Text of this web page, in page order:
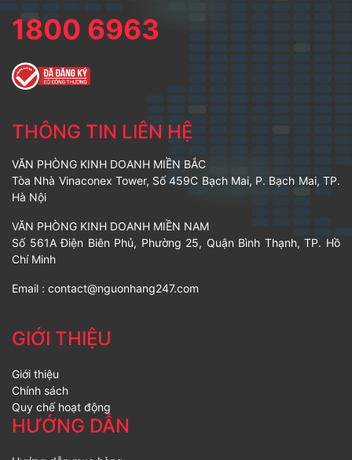
1800 6963
THÔNG TIN LIÊN HỆ
VĂN PHÒNG KINH DOANH MIỀN BẮC
Tòa Nhà Vinaconex Tower, Số 459C Bạch Mai, P. Bạch Mai, TP.
Hà Nội
VĂN PHÒNG KINH DOANH MIỀN NAM
Số 561A Điện Biên Phủ, Phường 25, Quận Bình Thạnh, TP. Hồ
Chí Minh
Email : contact@nguonhang247.com
GIỚI THIỆU
Giới thiệu
Chính sách
Quy chế hoạt động
HƯỚNG DẪN